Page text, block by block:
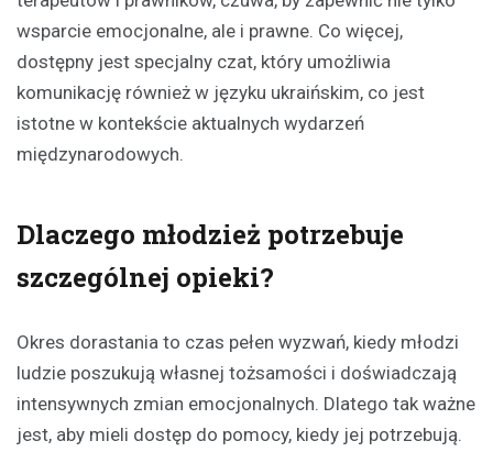
wsparcie emocjonalne, ale i prawne. Co więcej,
dostępny jest specjalny czat, który umożliwia
komunikację również w języku ukraińskim, co jest
istotne w kontekście aktualnych wydarzeń
międzynarodowych.
Dlaczego młodzież potrzebuje
szczególnej opieki?
Okres dorastania to czas pełen wyzwań, kiedy młodzi
ludzie poszukują własnej tożsamości i doświadczają
intensywnych zmian emocjonalnych. Dlatego tak ważne
jest, aby mieli dostęp do pomocy, kiedy jej potrzebują.